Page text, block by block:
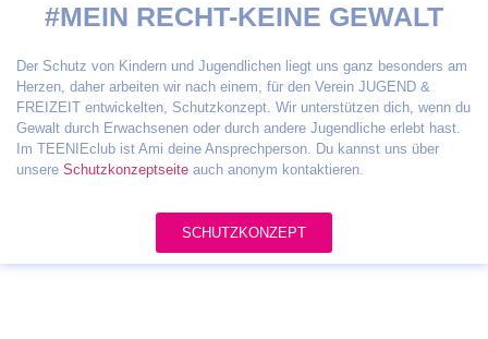
#MEIN RECHT-KEINE GEWALT
Der Schutz von Kindern und Jugendlichen liegt uns ganz besonders am
Herzen, daher arbeiten wir nach einem, für den Verein JUGEND &
FREIZEIT entwickelten, Schutzkonzept. Wir unterstützen dich, wenn du
Gewalt durch Erwachsenen oder durch andere Jugendliche erlebt hast.
Im TEENIEclub ist Ami deine Ansprechperson. Du kannst uns über
unsere Schutzkonzeptseite auch anonym kontaktieren.
SCHUTZKONZEPT